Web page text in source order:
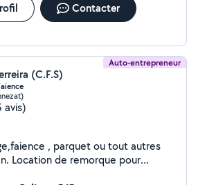
Contacter
Auto-entrepreneur
(C.F.S)
avis)
, parquet ou tout autres
Location de remorque pour